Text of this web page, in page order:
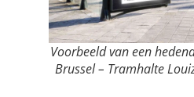
Voorbeeld van een
Brussel – Tramhalte